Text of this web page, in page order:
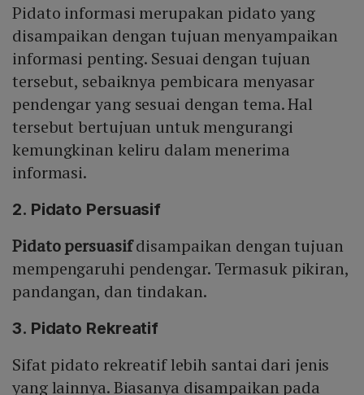
Pidato informasi merupakan pidato yang
disampaikan dengan tujuan menyampaikan
informasi penting. Sesuai dengan tujuan
tersebut, sebaiknya pembicara menyasar
pendengar yang sesuai dengan tema. Hal
tersebut bertujuan untuk mengurangi
kemungkinan keliru dalam menerima
informasi.
2. Pidato Persuasif
Pidato persuasifdisampaikan dengan tujuan
mempengaruhi pendengar. Termasuk pikiran,
pandangan, dan tindakan.
3. Pidato Rekreatif
Sifat pidato rekreatif lebih santai dari jenis
yang lainnya. Biasanya disampaikan pada